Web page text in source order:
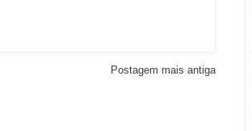
Postagem mais antiga